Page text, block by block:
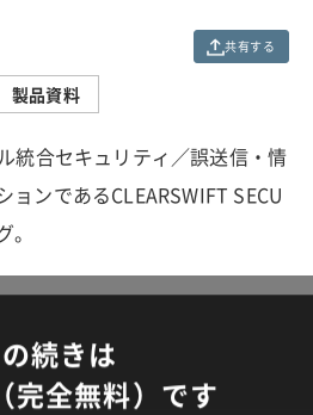
共有する
製品資料
統合セキュリティ／誤送信・情
ンであるCLEARSWIFT SECU
続きは
完全無料）です